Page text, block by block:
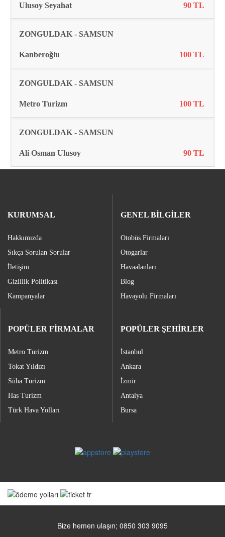
Ulusoy Seyahat 90 TL
ZONGULDAK - SAMSUN
Kanberoğlu 100 TL
ZONGULDAK - SAMSUN
Metro Turizm 100 TL
ZONGULDAK - SAMSUN
Ali Osman Ulusoy 90 TL
KURUMSAL
Hakkımızda
Sıkça Sorulan Sorular
İletişim
Gizlilik Politikası
Kampanyalar
GENEL BİLGİLER
Otobüs Firmaları
Otogarlar
Havaalanları
Blog
Havayolu Firmaları
POPÜLER FİRMALAR
Metro Turizm
Tokat Yıldızı
Süha Turizm
Has Turizm
Türk Hava Yolları
POPÜLER ŞEHİRLER
İstanbul
Ankara
İzmir
Antalya
Bursa
Bize hemen ulaşın; 0850 303 9095